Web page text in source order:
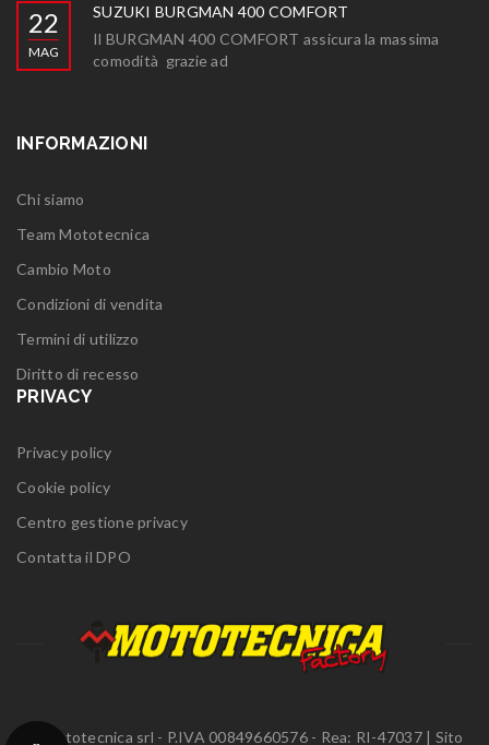
22
MAG
SUZUKI BURGMAN 400 COMFORT
Il BURGMAN 400 COMFORT assicura la massima
comodità grazie ad
INFORMAZIONI
Chi siamo
Team Mototecnica
Cambio Moto
Condizioni di vendita
Termini di utilizzo
Diritto di recesso
PRIVACY
Privacy policy
Cookie policy
Centro gestione privacy
Contatta il DPO
© Mototecnica srl - P.IVA 00849660576 - Rea: RI-47037 | Sito